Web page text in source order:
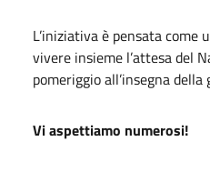
L’iniziativa è pensata come
vivere insieme l’attesa del
pomeriggio all’insegna
Vi aspettiamo numerosi!